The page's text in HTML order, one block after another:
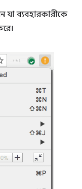
ব্যবহারকারীকে